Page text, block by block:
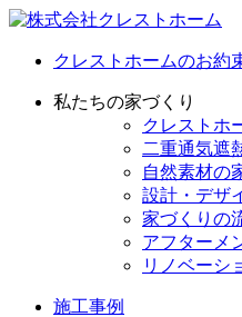
クレストホームのお約
私たちの家づくり
クレストホ
二重通気遮
自然素材の
設計・デザ
家づくりの
アフターメ
リノベーシ
施工事例